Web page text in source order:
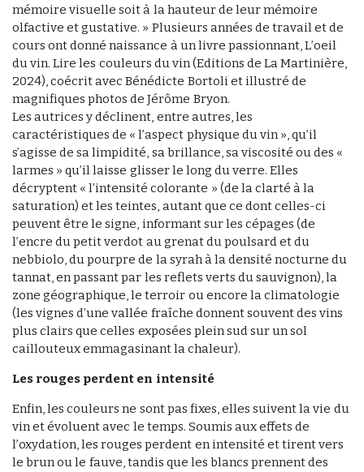
mémoire visuelle soit à la hauteur de leur mémoire
olfactive et gustative. » Plusieurs années de travail et de
cours ont donné naissance à un livre passionnant, L’oeil
du vin. Lire les couleurs du vin (Editions de La Martinière,
2024), coécrit avec Bénédicte Bortoli et illustré de
magnifiques photos de Jérôme Bryon.
Les autrices y déclinent, entre autres, les
caractéristiques de « l’aspect physique du vin », qu’il
s’agisse de sa limpidité, sa brillance, sa viscosité ou des «
larmes » qu’il laisse glisser le long du verre. Elles
décryptent « l’intensité colorante » (de la clarté à la
saturation) et les teintes, autant que ce dont celles-ci
peuvent être le signe, informant sur les cépages (de
l’encre du petit verdot au grenat du poulsard et du
nebbiolo, du pourpre de la syrah à la densité nocturne du
tannat, en passant par les reflets verts du sauvignon), la
zone géographique, le terroir ou encore la climatologie
(les vignes d’une vallée fraîche donnent souvent des vins
plus clairs que celles exposées plein sud sur un sol
caillouteux emmagasinant la chaleur).
Les rouges perdent en intensité
Enfin, les couleurs ne sont pas fixes, elles suivent la vie du
vin et évoluent avec le temps. Soumis aux effets de
l’oxydation, les rouges perdent en intensité et tirent vers
le brun ou le fauve, tandis que les blancs prennent des